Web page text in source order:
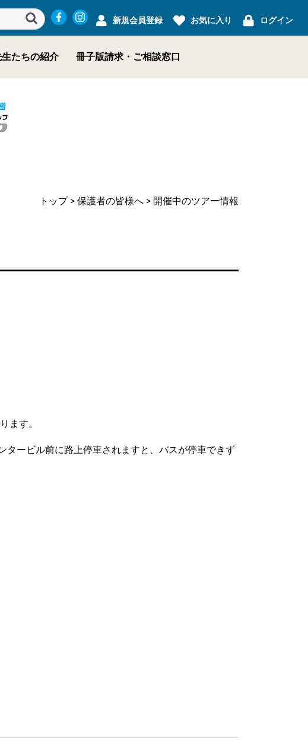
新規会員登録 お気に入り ログイン
生たちの紹介 冊子版請求・ ご相談窓口
トップ> 保護者の皆様へ > 開催中のツアー情報
ます。
ービル前に路上停車されますと、バスが停車できず